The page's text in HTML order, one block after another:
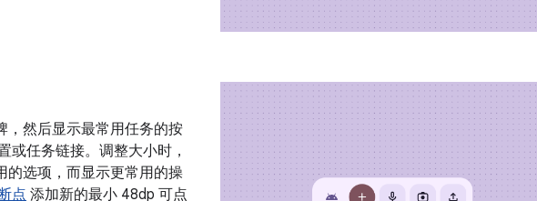
，然后显示最常用任务的按
或任务链接。调整大小时，
的选项，而显示更常用的操
点 添加新的最小 48dp 可点